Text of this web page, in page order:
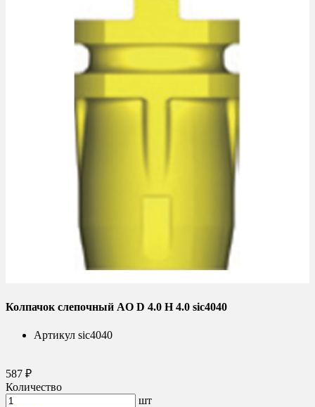
Колпачок слепочный AO D 4.0 H 4.0 sic4040
Артикул sic4040
587 ₽
Количество
шт